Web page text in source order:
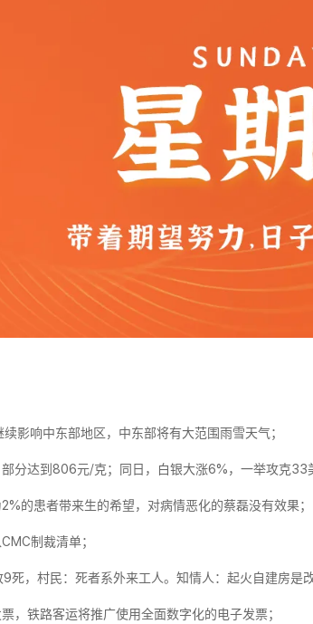
影响中东部地区，中东部将有大范围雨雪天气；
分达到806元/克；同日，白银大涨6%，一举攻克33
的患者带来生的希望，对病情恶化的蔡磊没有效果；
制裁清单；
死，村民：死者系外来工人。知情人：起火自建房是
，铁路客运将推广使用全面数字化的电子发票；